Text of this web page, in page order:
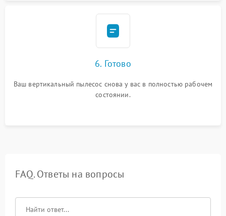
6. Готово
Ваш вертикальный пылесос снова у вас в полностью рабочем
состоянии.
FAQ. Ответы на вопросы